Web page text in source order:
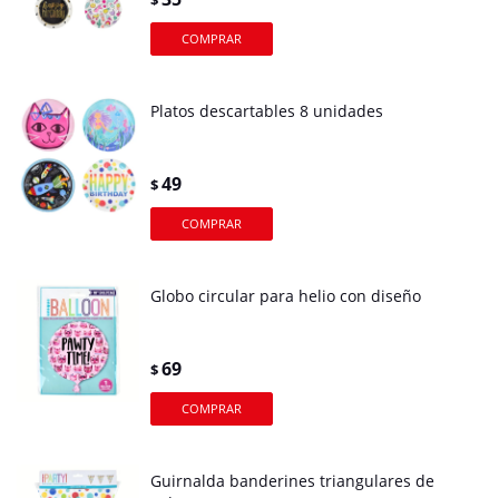
Platos descartables 8 unidades
$49
Globo circular para helio con diseño
$69
Guirnalda banderines triangulares de